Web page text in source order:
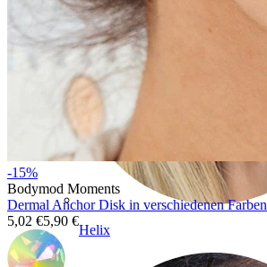
Helix
-15%
Bodymod Moments
Dermal Anchor Disk in verschiedenen Farben
5,02 €5,90 €